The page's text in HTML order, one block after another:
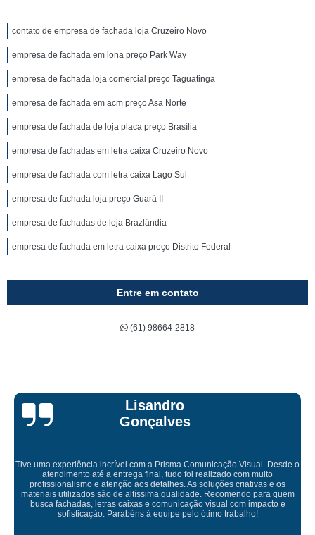
contato de empresa de fachada loja Cruzeiro Novo
empresa de fachada em lona preço Park Way
empresa de fachada loja comercial preço Taguatinga
empresa de fachada em acm preço Asa Norte
empresa de fachada de loja placa preço Brasília
empresa de fachadas em letra caixa Cruzeiro Novo
empresa de fachada com letra caixa Lago Sul
empresa de fachada loja preço Guará II
empresa de fachadas de loja Brazlândia
empresa de fachada em letra caixa preço Distrito Federal
Entre em contato
(61) 98664-2818
o
quem
Bruna Eduarda
Empresa maravilhosa, entregue antes do prazo e a
ficou perfeita, indico de olhos fechados